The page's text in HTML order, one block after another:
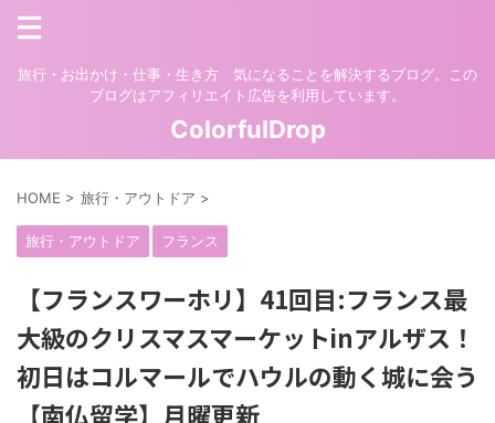
旅行・お出かけ・仕事・生き方 気になることを解決するブログ。この
ブログはアフィリエイト広告を利用しています。
ColorfulDrop
HOME > 旅行・アウトドア >
旅行・アウトドア フランス
【フランスワーホリ】41回目:フランス最
大級のクリスマスマーケットinアルザス！
初日はコルマールでハウルの動く城に会う
【南仏留学】月曜更新